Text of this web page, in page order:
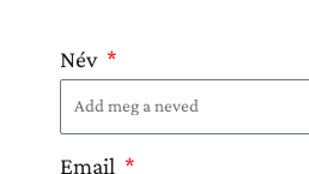
Név
Email